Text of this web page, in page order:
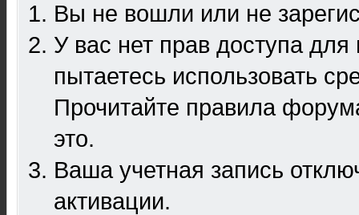
Вы не вошли или не
У вас нет прав доступа
пытаетесь использовать
Прочитайте правила
это.
Ваша учетная запись
активации.